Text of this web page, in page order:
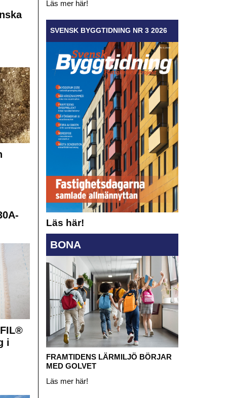
i
Läs mer här!
SVENSK BYGGTIDNING NR 3 2026
Läs här!
BONA
FRAMTIDENS LÄRMILJÖ BÖRJAR
MED GOLVET
Läs mer här!